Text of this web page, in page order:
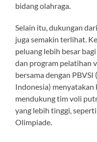
bidang olahraga.
Selain itu, dukungan
juga semakin terlihat.
peluang lebih besar
dan program pelatihan
bersama dengan
Indonesia)
mendukung tim voli
yang lebih tinggi,
Olimpiade.